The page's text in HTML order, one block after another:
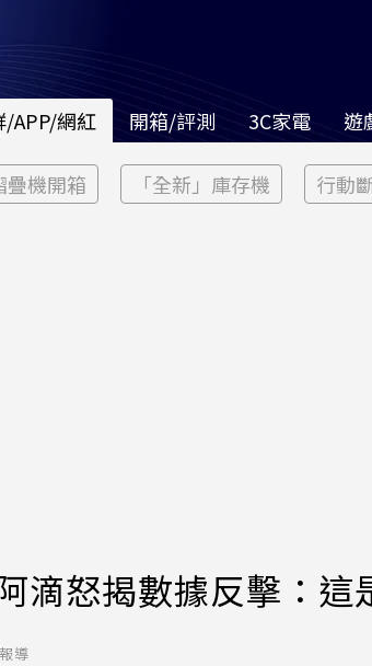
/APP/網紅 開箱/評測 3C家電 遊
疊機開箱 「全新」庫存機 行動
滴怒揭數據反擊：這
導